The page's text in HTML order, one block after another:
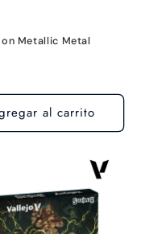
Metallic Metal
al carrito